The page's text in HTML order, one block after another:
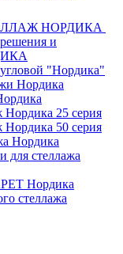
НОРДИКА
и
"Нордика"
Нордика
Нордика 25 серия
Нордика 50 серия
Нордика
для стеллажа
Нордика
стеллажа